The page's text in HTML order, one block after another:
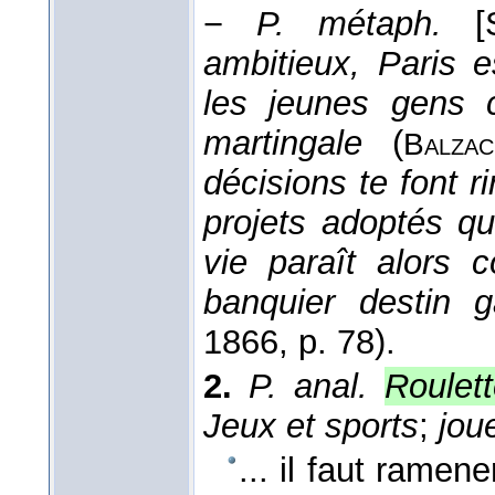
− P. métaph.
ambitieux, Paris
les jeunes gens
martingale (
décisions te font
projets adoptés
vie paraît alors
banquier destin
1866, p. 78).
2. P. anal.
Jeux et sports;
... il faut